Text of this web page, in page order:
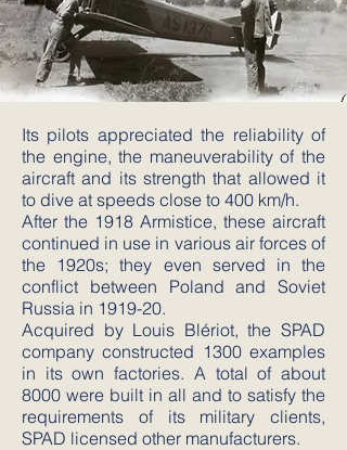
Its pilots appreciated the reliability of
the engine, the maneuverability of the
aircraft and its strength that allowed it
to dive at speeds close to 400 km/h.
After the 1918 Armistice, these aircraft
continued in use in various air forces of
the 1920s; they even served in the
conflict between Poland and Soviet
Russia in 1919-20.
Acquired by Louis Blériot, the SPAD
company constructed 1300 examples
in its own factories. A total of about
8000 were built in all and to satisfy the
requirements of its military clients,
SPAD licensed other manufacturers.